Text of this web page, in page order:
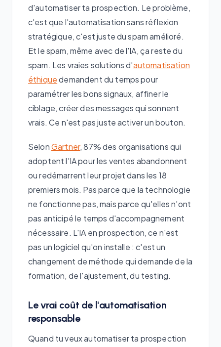
d'automatiser ta prospection. Le problème,
c'est que l'automatisation sans réflexion
stratégique, c'est juste du spam amélioré.
Et le spam, même avec de l'IA, ça reste du
spam. Les vraies solutions d'automatisation
éthiquedemandent du temps pour
paramétrer les bons signaux, affiner le
ciblage, créer des messages qui sonnent
vrais. Ce n'est pas juste activer un bouton.
SelonGartner, 87% des organisations qui
adoptent l'IA pour les ventes abandonnent
ou redémarrent leur projet dans les 18
premiers mois. Pas parce que la technologie
ne fonctionne pas, mais parce qu'elles n'ont
pas anticipé le temps d'accompagnement
nécessaire. L'IA en prospection, ce n'est
pas un logiciel qu'on installe : c'est un
changement de méthode qui demande de la
formation, de l'ajustement, du testing.
Le vrai coût de l'automatisation
responsable
Quand tu veux automatiser ta prospection